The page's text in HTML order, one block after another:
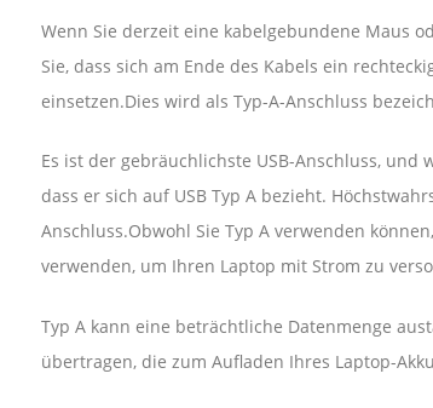
Wenn Sie derzeit eine kabelgebundene Maus
Sie, dass sich am Ende des Kabels ein
einsetzen.Dies wird als Typ-A-Anschluss
Es ist der gebräuchlichste USB-Anschluss, und
dass er sich auf USB Typ A bezieht.
Anschluss.Obwohl Sie Typ A verwenden
verwenden, um Ihren Laptop mit Strom zu
Typ A kann eine beträchtliche Datenmenge
übertragen, die zum Aufladen Ihres Laptop-